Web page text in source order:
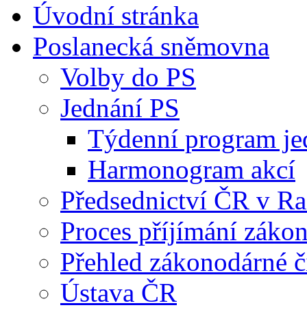
Úvodní stránka
Poslanecká sněmovna
Volby do PS
Jednání PS
Týdenní program
Harmonogram akcí
Předsednictví ČR v
Proces příjímání
Přehled zákonodárné
Ústava ČR